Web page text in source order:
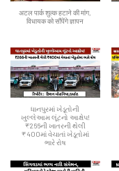
अटल पार्क शुल्क हटाने की मांग,
विधायक को सौंपेंगे ज्ञापन
ધાનપુરમાં ખેડૂતોની
ખુલ્લેઆમ લૂંટનો આક્ષેપ!
₹266ની ખાતરની થેલી
₹400માં વેચાતાં ખેડૂતોમાં
ભારે રોષ